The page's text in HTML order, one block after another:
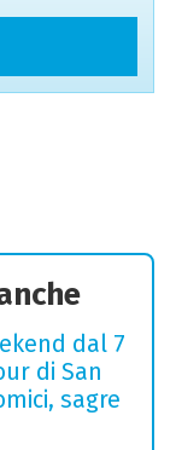
dal 7
di San
sagre